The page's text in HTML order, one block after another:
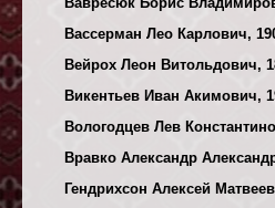
Вассерман Лео Карлович,
Вейрох Леон Витольдович,
Викентьев Иван Акимович,
Вологодцев Лев
Вравко Александр
Гендрихсон Алексей